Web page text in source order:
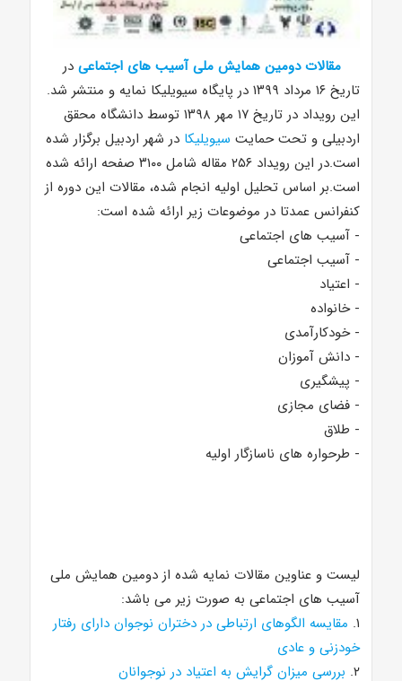
مقالات دومین همایش ملی آسیب های اجتماعی در
تاریخ ۱۶ مرداد ۱۳۹۹ در پایگاه سیویلیکا نمایه و منتشر شد.
این رویداد در تاریخ ۱۷ مهر ۱۳۹۸ توسط دانشگاه محقق
اردبیلی و تحت حمایت سیویلیکا در شهر اردبیل برگزار شده
است.در این رویداد ۲۵۶ مقاله شامل ۳۱۰۰ صفحه ارائه شده
است.بر اساس تحلیل اولیه انجام شده، مقالات این دوره از
کنفرانس عمدتا در موضوعات زیر ارائه شده است:
- آسیب های اجتماعی
- آسیب اجتماعی
- اعتیاد
- خانواده
- خودکارآمدی
- دانش آموزان
- پیشگیری
- فضای مجازی
- طلاق
- طرحواره های ناسازگار اولیه
لیست و عناوین مقالات نمایه شده از دومین همایش ملی
آسیب های اجتماعی به صورت زیر می باشد:
۱. مقایسه الگوهای ارتباطی در دختران نوجوان دارای رفتار
خودزنی و عادی
۲. بررسی میزان گرایش به اعتیاد در نوجوانان